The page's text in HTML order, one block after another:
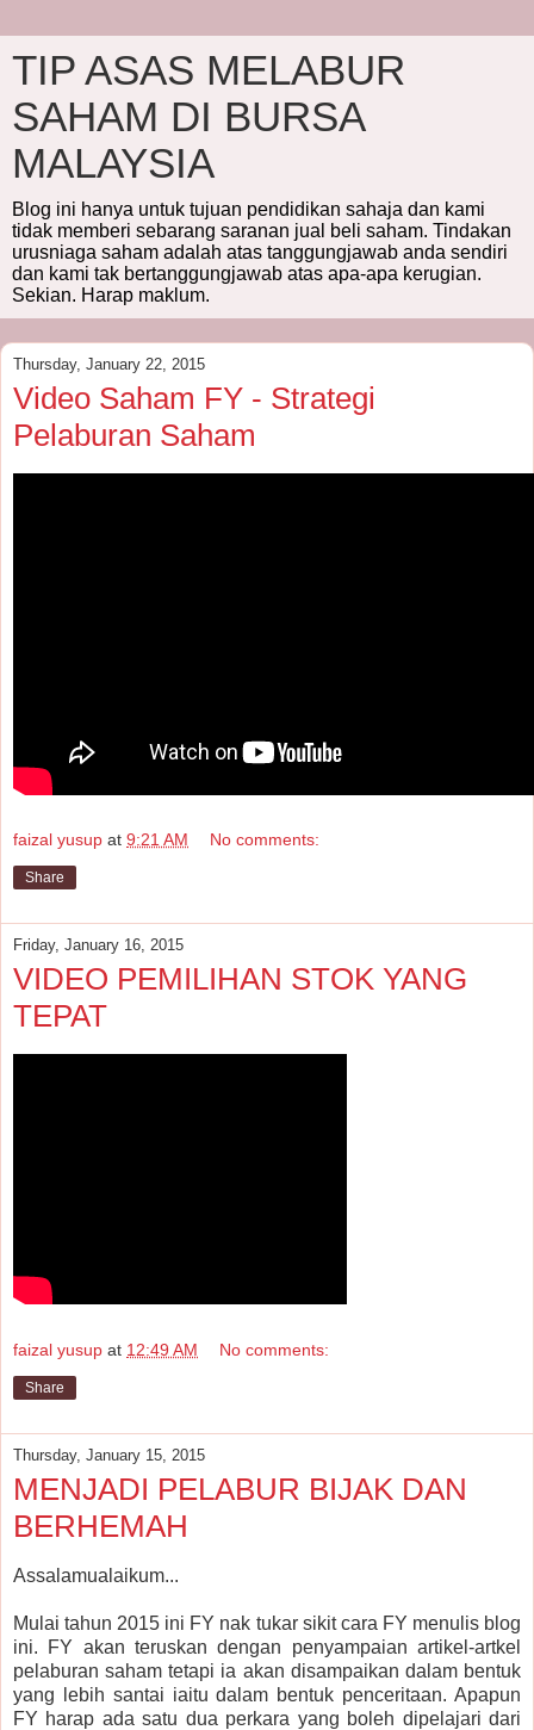
TIP ASAS MELABUR
SAHAM DI BURSA
MALAYSIA
Blog ini hanya untuk tujuan pendidikan sahaja dan kami
tidak memberi sebarang saranan jual beli saham. Tindakan
urusniaga saham adalah atas tanggungjawab anda sendiri
dan kami tak bertanggungjawab atas apa-apa kerugian.
Sekian. Harap maklum.
Thursday, January 22, 2015
Video Saham FY - Strategi
Pelaburan Saham
faizal yusup at 9:21 AM No comments:
Share
Friday, January 16, 2015
VIDEO PEMILIHAN STOK YANG
TEPAT
faizal yusup at 12:49 AM No comments:
Share
Thursday, January 15, 2015
MENJADI PELABUR BIJAK DAN
BERHEMAH
Assalamualaikum...
Mulai tahun 2015 ini FY nak tukar sikit cara FY menulis blog
ini. FY akan teruskan dengan penyampaian artikel-artkel
pelaburan saham tetapi ia akan disampaikan dalam bentuk
yang lebih santai iaitu dalam bentuk penceritaan. Apapun
FY harap ada satu dua perkara yang boleh dipelajari dari